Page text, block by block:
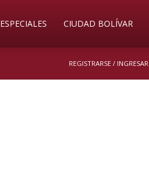
ESPECIALES CIUDAD BOLÍVAR
REGISTRARSE / INGRESAR